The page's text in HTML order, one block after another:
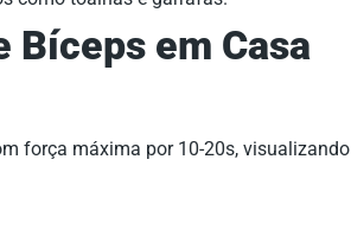
Bíceps em Casa
força máxima por 10-20s, visualizando